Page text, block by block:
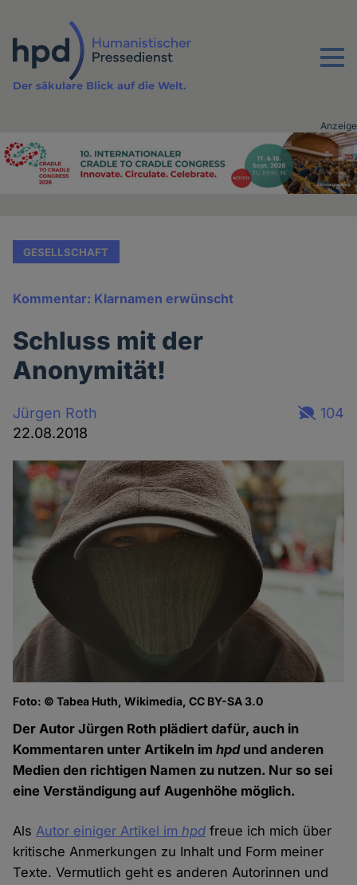
Inhalt
Menu
Der säkulare Blick auf die Welt.
Advertising
Anzeige
GESELLSCHAFT
Kommentar: Klarnamen erwünscht
Schluss mit der
Anonymität!
Jürgen Roth
22.08.2018
104
Foto: © Tabea Huth, Wikimedia, CC BY-SA 3.0
Der Autor Jürgen Roth plädiert dafür, auch in
Kommentaren unter Artikeln imhpdund anderen
Medien den richtigen Namen zu nutzen. Nur so sei
eine Verständigung auf Augenhöhe möglich.
AlsAutor einiger Artikel imhpd freue ich mich über
kritische Anmerkungen zu Inhalt und Form meiner
Texte. Vermutlich geht es anderen Autorinnen und